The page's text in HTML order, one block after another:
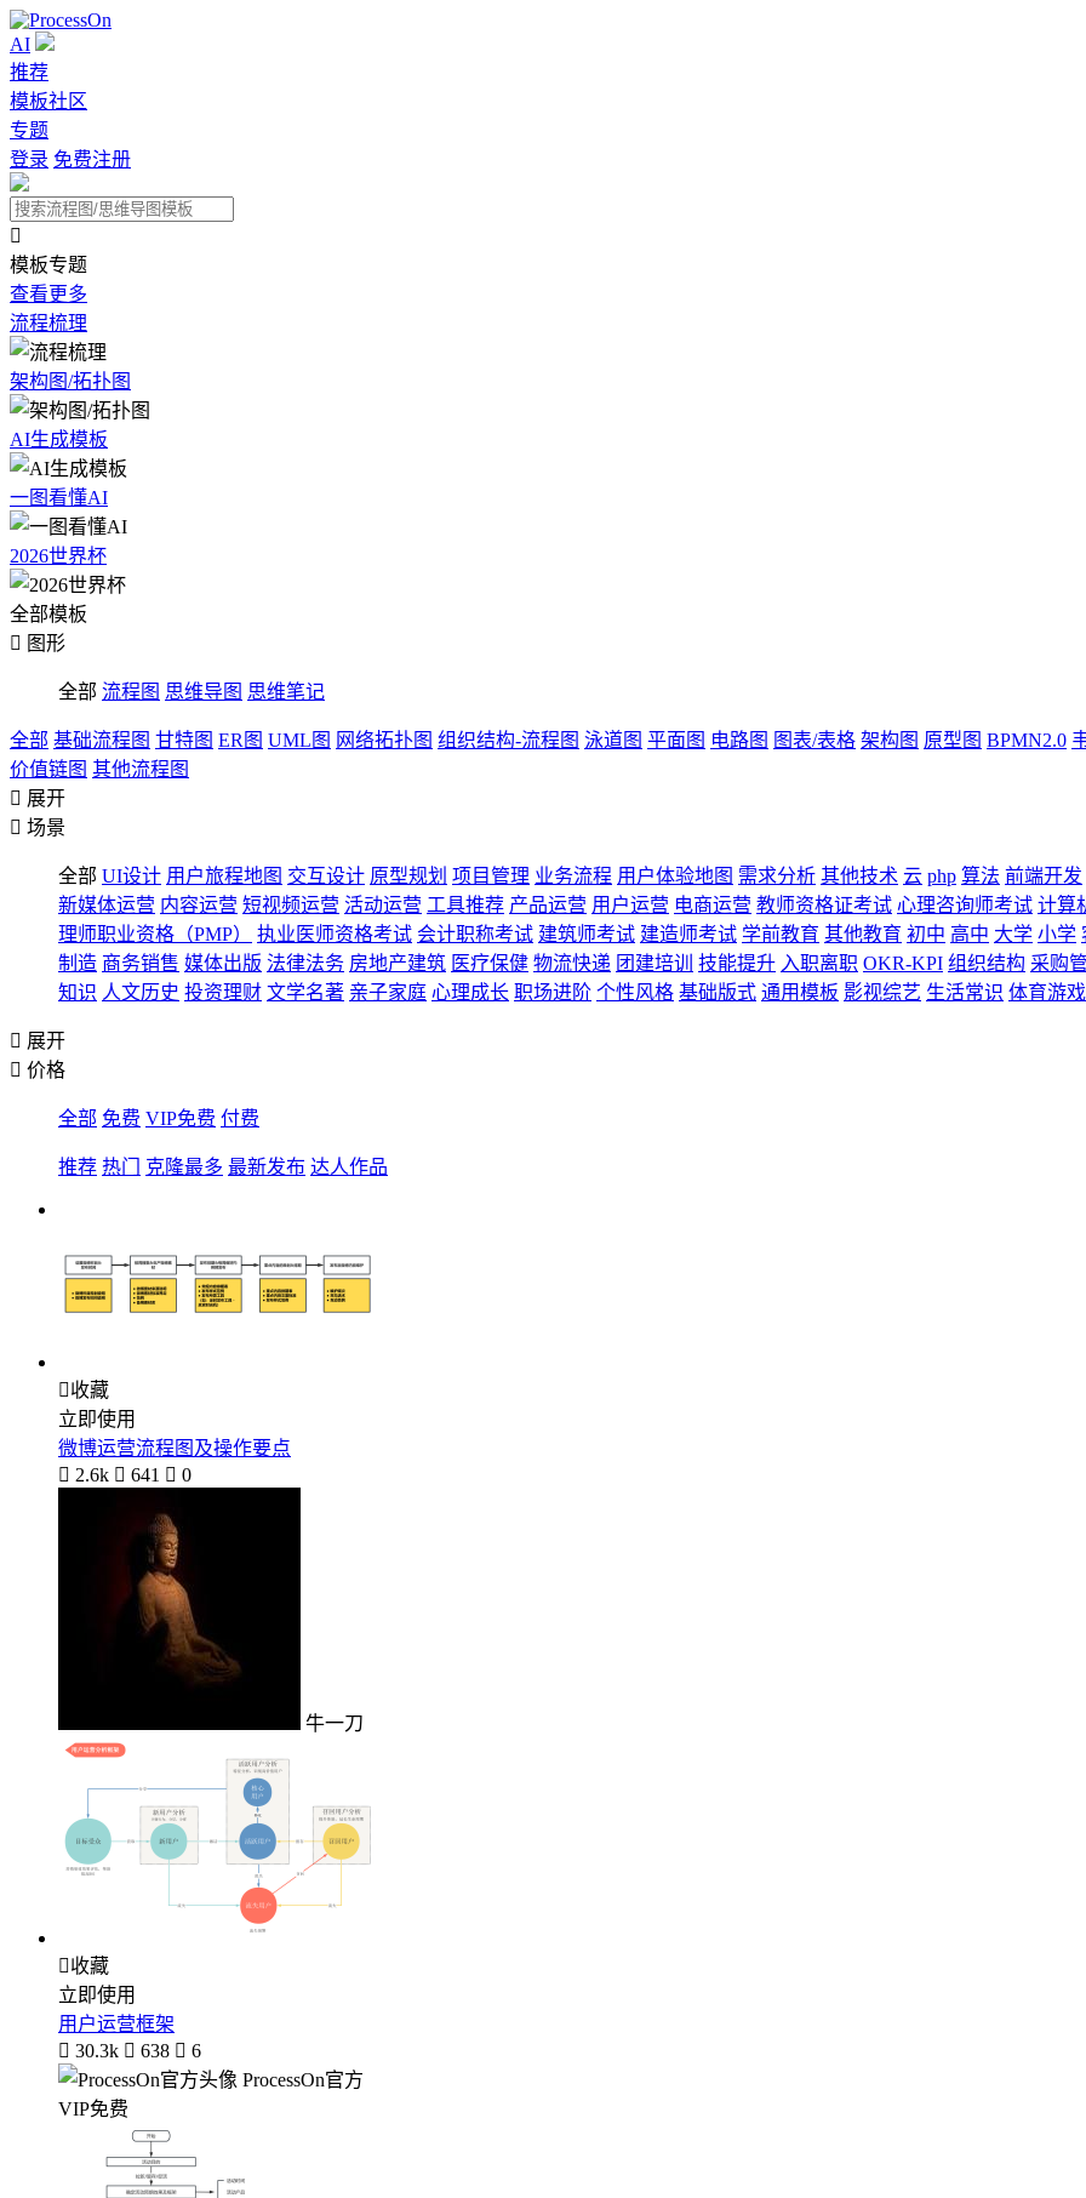
AI
推荐
模板社区
专题
登录 免费注册

模板专题
查看更多
流程梳理
架构图/拓扑图
AI生成模板
一图看懂AI
2026世界杯
全部模板
 图形
全部 流程图 思维导图 思维笔记
全部 基础流程图 甘特图 ER图 UML图 网络拓扑图 组织结构-流程图 泳道图 平面图 电路图 图表/表格 架构图 原型图 BPMN2.0
价值链图 其他流程图
 展开
 场景
全部 UI设计 用户旅程地图 交互设计 原型规划 项目管理 业务流程 用户体验地图 需求分析 其他技术 云 php 算法 前端开发
新媒体运营 内容运营 短视频运营 活动运营 工具推荐 产品运营 用户运营 电商运营 教师资格证考试 心理咨询师考试 计算
理师职业资格（PMP）
执业医师资格考试 会计职称考试 建筑师考试 建造师考试 学前教育 其他教育 初中 高中 大学 小学
制造 商务销售 媒体出版 法律法务 房地产建筑 医疗保健 物流快递 团建培训 技能提升 入职离职 OKR-KPI 组织结构 采购
知识 人文历史 投资理财 文学名著 亲子家庭 心理成长 职场进阶 个性风格 基础版式 通用模板 影视综艺 生活常识 体育游戏
 展开
 价格
全部 免费 VIP免费 付费
推荐 热门 克隆最多 最新发布 达人作品
收藏
立即使用
微博运营流程图及操作要点
 2.6k  641  0
牛一刀
收藏
立即使用
用户运营框架
 30.3k  638  6
ProcessOn官方
VIP免费